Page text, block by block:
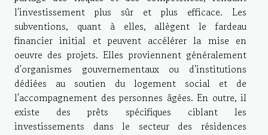
l'investissement plus sûr et plus efficace. Les
subventions, quant à elles, allègent le fardeau
financier initial et peuvent accélérer la mise en
oeuvre des projets. Elles proviennent généralement
d'organismes gouvernementaux ou d'institutions
dédiées au soutien du logement social et de
l'accompagnement des personnes âgées. En outre, il
existe des prêts spécifiques ciblant les
investissements dans le secteur des résidences